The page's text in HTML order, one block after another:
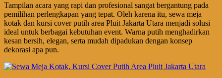
Tampilan acara yang rapi dan profesional sangat bergantung pada
pemilihan perlengkapan yang tepat. Oleh karena itu, sewa meja
kotak dan kursi cover putih area Pluit Jakarta Utara menjadi solusi
ideal untuk berbagai kebutuhan event. Warna putih menghadirkan
kesan bersih, elegan, serta mudah dipadukan dengan konsep
dekorasi apa pun.